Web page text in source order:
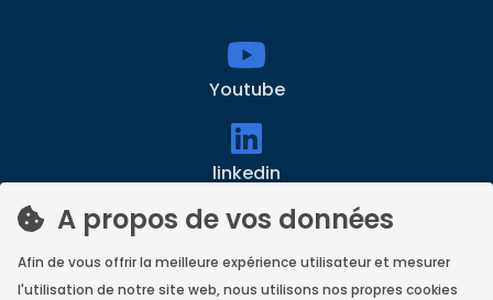
A propos de vos données
Afin de vous offrir la meilleure expérience utilisateur et mesurer
l'utilisation de notre site web, nous utilisons nos propres cookies
Youtube
linkedin
Facebook